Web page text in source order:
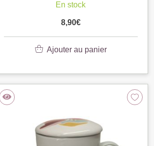
En stock
8,90€
Ajouter au panier